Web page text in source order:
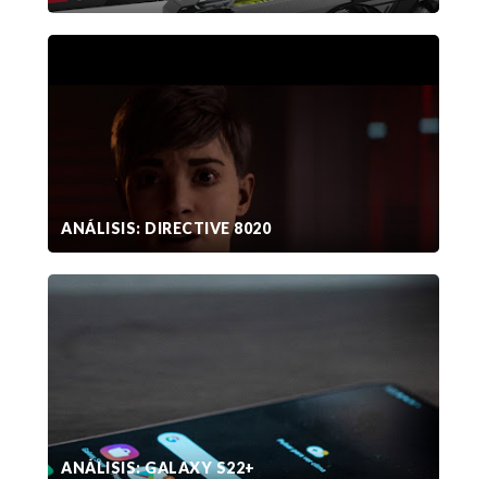
ANÁLISIS: DIRECTIVE 8020
ANÁLISIS: GALAXY S22+